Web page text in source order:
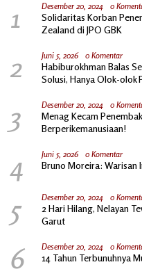
1 Desember 20, 2024 0
Solidaritas Korban
Zealand di JPO GBK
2 Juni 5, 2026 0 Komentar
Habiburokhman Balas
Solusi, Hanya Olok-olok
3 Desember 20, 2024 0
Menag Kecam
Berperikemanusiaan!
4 Juni 5, 2026 0 Komentar
Bruno Moreira: Warisan
5 Desember 20, 2024 0
2 Hari Hilang, Nelayan
Garut
6 Desember 20, 2024 0
14 Tahun Terbunuhnya